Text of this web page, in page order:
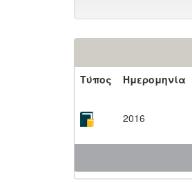
Τύπος
Ημερομηνία
2016